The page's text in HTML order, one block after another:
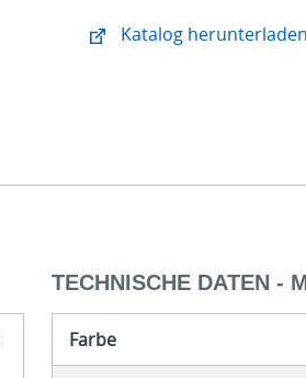
Katalog herunterladen
TECHNISCHE DATEN -
Farbe